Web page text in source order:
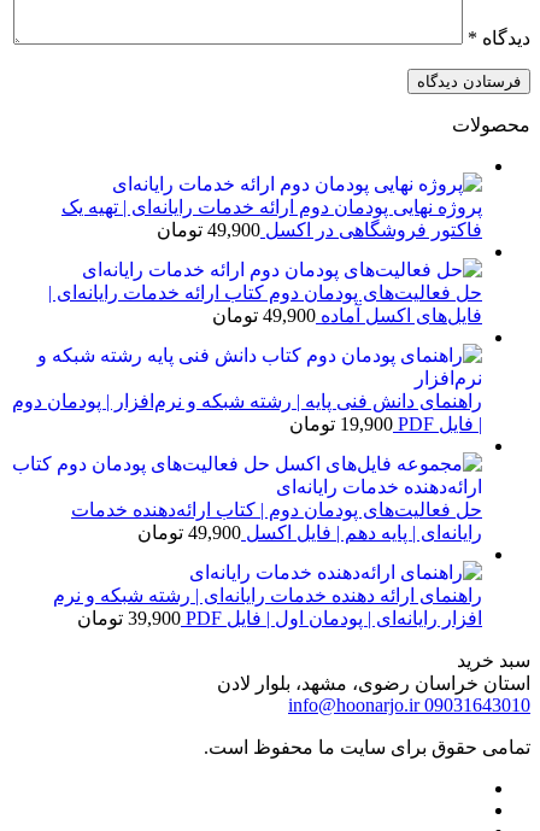
دیدگاه *
محصولات
پروژه نهایی پودمان دوم ارائه خدمات رایانه‌ای | تهیه یک
فاکتور فروشگاهی در اکسل 49,900 تومان
حل فعالیت‌های پودمان دوم کتاب ارائه خدمات رایانه‌ای |
فایل‌های اکسل آماده 49,900 تومان
راهنمای دانش فنی پایه | رشته شبکه و نرم‌افزار | پودمان دوم
| فایل PDF
19,900 تومان
حل فعالیت‌های پودمان دوم | کتاب ارائه‌دهنده خدمات
رایانه‌ای | پایه دهم | فایل اکسل 49,900 تومان
راهنمای ارائه دهنده خدمات رایانه‌ای | رشته شبکه و نرم
افزار رایانه‌ای | پودمان اول | فایل PDF
39,900 تومان
سبد خرید
استان خراسان رضوی، مشهد، بلوار لادن
09031643010
info@hoonarjo.ir
تمامی حقوق برای سایت ما محفوظ است.